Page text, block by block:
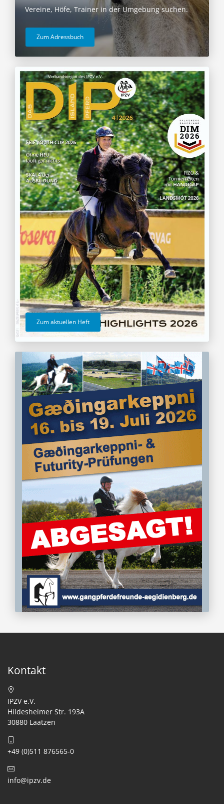
Vereine, Höfe, Trainer in der Umgebung suchen.
Zum Adressbuch
Zum aktuellen Heft
Kontakt
IPZV e.V.
Hildesheimer Str. 193A
30880 Laatzen
+49 (0)511 876565-0
info@ipzv.de